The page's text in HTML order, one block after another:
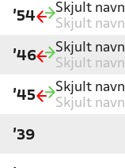
'54
Skjult navn
Skjult navn
'46
Skjult navn
Skjult navn
'45
Skjult navn
Skjult navn
'39